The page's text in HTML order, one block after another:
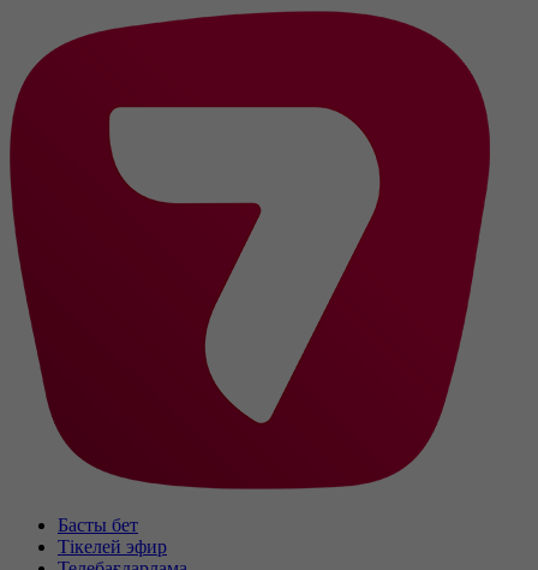
Басты бет
Тікелей эфир